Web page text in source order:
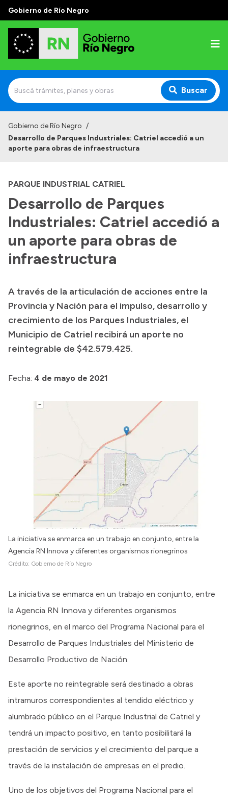
Gobierno de Río Negro
Buscar
Autoridades
Autoridades y Organismos
Discursos en la Legislatura
Casa de Gobierno
Acerca de Río Negro
Historia
Transparencia
Boletín Oficial
Compras y licitaciones
Consulta de pago a proveedores
Gobierno de Río Negro /
Desarrollo de Parques Industriales: Catriel accedió a un
aporte para obras de infraestructura
PARQUE INDUSTRIAL CATRIEL
Desarrollo de Parques
Industriales: Catriel accedió a
un aporte para obras de
infraestructura
A través de la articulación de acciones entre la
Provincia y Nación para el impulso, desarrollo y
crecimiento de los Parques Industriales, el
Municipio de Catriel recibirá un aporte no
reintegrable de $42.579.425.
Fecha: 4 de mayo de 2021
La iniciativa se enmarca en un trabajo en conjunto, entre la
Agencia RN Innova y diferentes organismos rionegrinos
Crédito: Gobierno de Río Negro
La iniciativa se enmarca en un trabajo en conjunto, entre
la Agencia RN Innova y diferentes organismos
rionegrinos, en el marco del Programa Nacional para el
Desarrollo de Parques Industriales del Ministerio de
Desarrollo Productivo de Nación.
Este aporte no reintegrable será destinado a obras
intramuros correspondientes al tendido eléctrico y
alumbrado público en el Parque Industrial de Catriel y
tendrá un impacto positivo, en tanto posibilitará la
prestación de servicios y el crecimiento del parque a
través de la instalación de empresas en el predio.
Uno de los objetivos del Programa Nacional para el